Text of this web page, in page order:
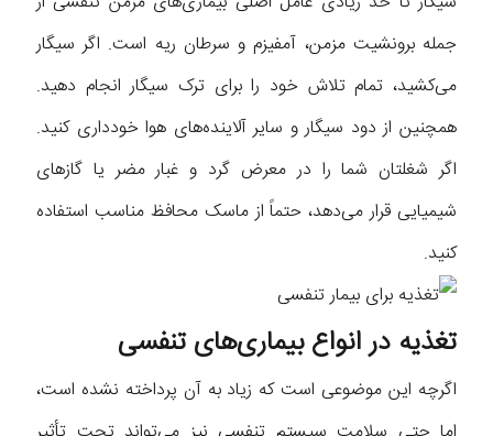
جمله برونشیت مزمن، آمفیزم و سرطان ریه است. اگر سیگار
می‌کشید، تمام تلاش خود را برای ترک سیگار انجام دهید.
همچنین از دود سیگار و سایر آلاینده‌های هوا خودداری کنید.
اگر شغلتان شما را در معرض گرد و غبار مضر یا گاز‌های
شیمیایی قرار می‌دهد، حتماً از ماسک محافظ مناسب استفاده
کنید.
تغذیه در انواع بیماری‌های تنفسی
اگرچه این موضوعی است که زیاد به آن پرداخته نشده است،